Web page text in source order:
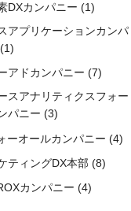
DXカンパニー (1)
アプリケーションカンパ
アドカンパニー (7)
スアナリティクスフォー
パニー (3)
ーオールカンパニー (4)
ティングDX本部 (8)
カンパニー (4)